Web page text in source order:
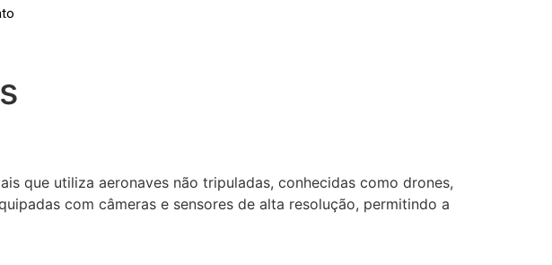
que utiliza aeronaves não tripuladas, conhecidas como drones,
com câmeras e sensores de alta resolução, permitindo a